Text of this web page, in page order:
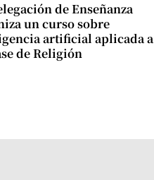
de Enseñanza
un curso sobre
artificial aplicada a
de Religión